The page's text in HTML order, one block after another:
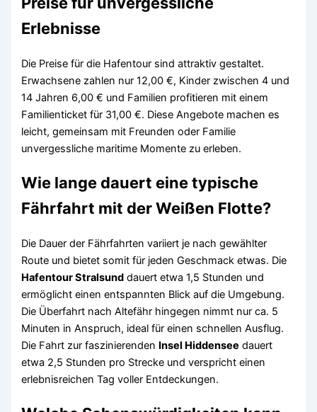
Erlebnisse
Die Preise für die Hafentour sind attraktiv gestaltet.
Erwachsene zahlen nur 12,00 €, Kinder zwischen 4 und
14 Jahren 6,00 € und Familien profitieren mit einem
Familienticket für 31,00 €. Diese Angebote machen es
leicht, gemeinsam mit Freunden oder Familie
unvergessliche maritime Momente zu erleben.
Wie lange dauert eine typische
Fährfahrt mit der Weißen Flotte?
Die Dauer der Fährfahrten variiert je nach gewählter
Route und bietet somit für jeden Geschmack etwas. Die
Hafentour Stralsund dauert etwa 1,5 Stunden und
ermöglicht einen entspannten Blick auf die Umgebung.
Die Überfahrt nach Altefähr hingegen nimmt nur ca. 5
Minuten in Anspruch, ideal für einen schnellen Ausflug.
Die Fahrt zur faszinierenden Insel Hiddensee dauert
etwa 2,5 Stunden pro Strecke und verspricht einen
erlebnisreichen Tag voller Entdeckungen.